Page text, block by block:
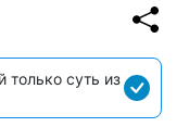
суть из